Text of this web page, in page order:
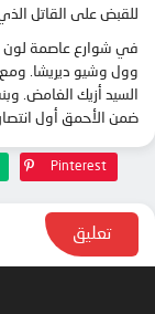
للقبض على القاتل الذي
في شوارع عاصمة لون
وول وشيو ديريشا. ومع
السيد أزيك الغامض.
ضمن الأحمق أول
Pinterest
تعليق